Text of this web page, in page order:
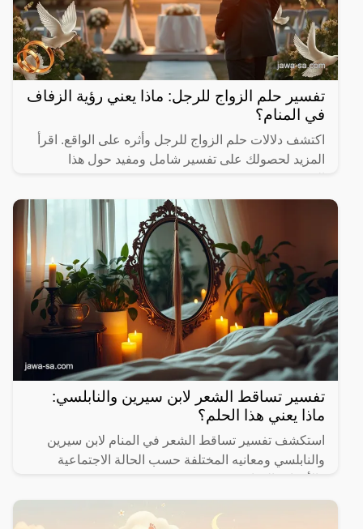
تفسير حلم الزواج للرجل: ماذا يعني رؤية الزفاف
في المنام؟
اكتشف دلالات حلم الزواج للرجل وأثره على الواقع. اقرأ
المزيد لحصولك على تفسير شامل ومفيد حول هذا
تفسير تساقط الشعر لابن سيرين والنابلسي:
ماذا يعني هذا الحلم؟
استكشف تفسير تساقط الشعر في المنام لابن سيرين
والنابلسي ومعانيه المختلفة حسب الحالة الاجتماعية